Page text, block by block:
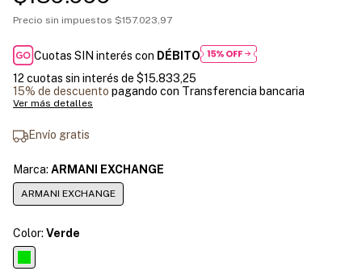
Precio sin impuestos $157.023,97
Cuotas SIN interés con DÉBITO
12 cuotas sin interés de $15.833,25
15% de descuento pagando con Transferencia bancaria
Ver más detalles
Envío gratis
Marca: ARMANI EXCHANGE
ARMANI EXCHANGE
Color: Verde